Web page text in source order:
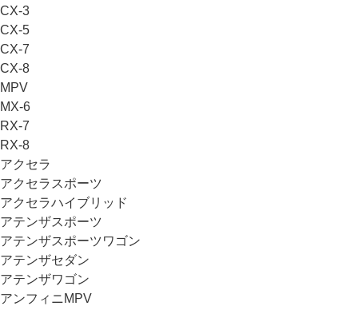
CX-3
CX-5
CX-7
CX-8
MPV
MX-6
RX-7
RX-8
アクセラ
アクセラスポーツ
アクセラハイブリッド
アテンザスポーツ
アテンザスポーツワゴン
アテンザセダン
アテンザワゴン
アンフィニMPV